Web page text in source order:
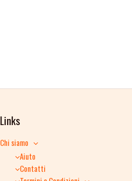
Links
Chi siamo
Aiuto
Contatti